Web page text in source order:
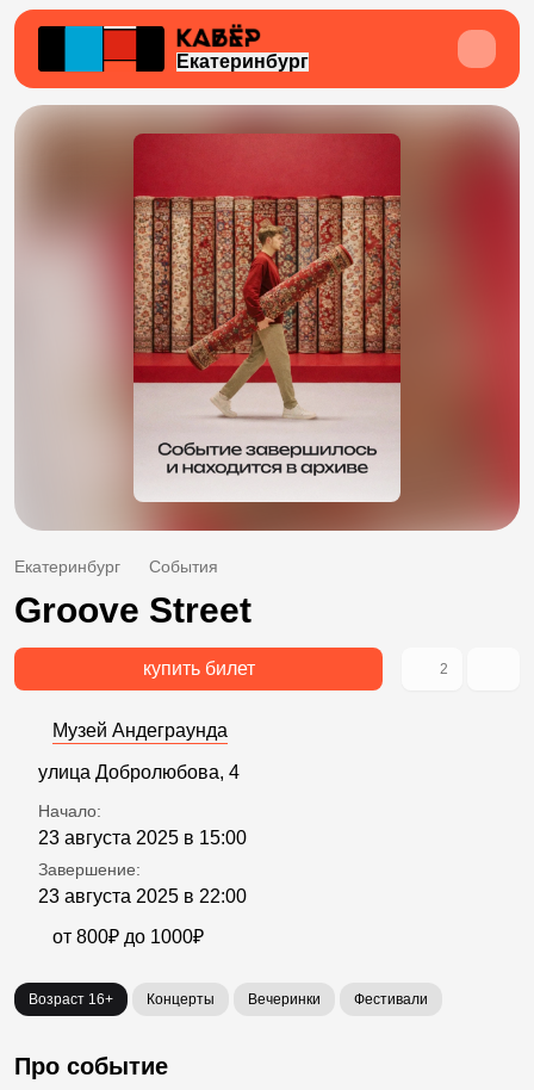
Екатеринбург
Екатеринбург События
Groove Street
купить билет 2
Музей Андеграунда
улица Добролюбова, 4
Начало:
23 августа 2025 в 15:00
Завершение:
23 августа 2025 в 22:00
от 800₽ до 1000₽
Возраст 16+ Концерты Вечеринки Фестивали
Про событие